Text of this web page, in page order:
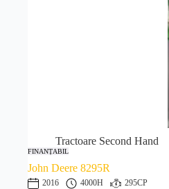
Tractoare Second Hand
FINANȚABIL
John Deere 8295R
2016 4000H
295CP